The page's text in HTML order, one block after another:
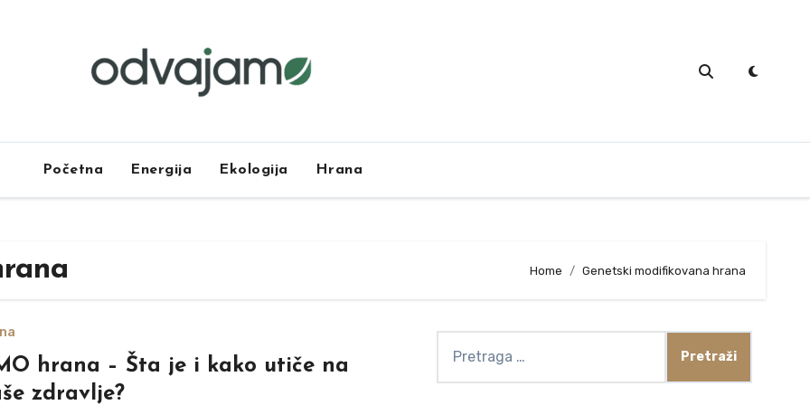
Početna Energija Ekologija Hrana
Home Genetski modifikovana hrana
hrana – Šta je i kako utiče na
zdravlje?
za: